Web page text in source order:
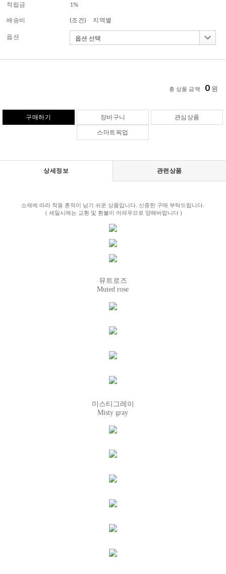
적립금 1%
배송비 (조건) 지역별
옵션
총 상품 금액 0 원
구매하기 장바구니
관심상품
스마트픽업
상세정보 관련상품
소재에 따라 착용 흔적이 남기 쉬운 상품입니다. 신중한 구매 부탁드립니다.
( 세일시에는 교환 및 환불이 어려우므로 양해바랍니다 )
뮤트로즈
Muted rose
미스티그레이
Misty gray